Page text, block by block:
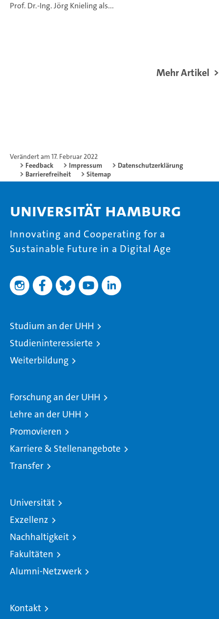
Prof. Dr.-Ing. Jörg Knieling als...
Mehr Artikel
Verändert am 17. Februar 2022
Feedback
Impressum
Datenschutzerklärung
Barrierefreiheit
Sitemap
Universität Hamburg
Innovating and Cooperating for a
Sustainable Future in a Digital Age
Studium an der UHH
Studieninteressierte
Weiterbildung
Forschung an der UHH
Lehre an der UHH
Promovieren
Karriere & Stellenangebote
Transfer
Universität
Exzellenz
Nachhaltigkeit
Fakultäten
Alumni-Netzwerk
Kontakt